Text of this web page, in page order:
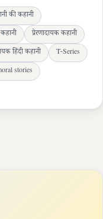
की कहानी
प्रेरणादायक कहानी
हिंदी कहानी
T-Series
stories